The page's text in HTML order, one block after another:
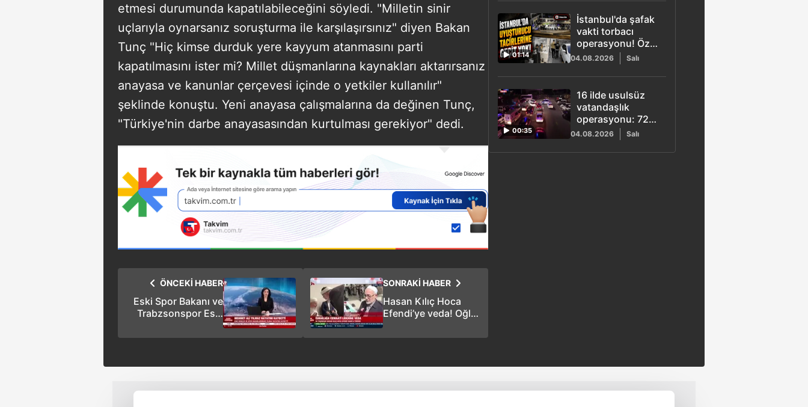
etmesi durumunda kapatılabileceğini söyledi. "Milletin sinir
uçlarıyla oynarsanız soruşturma ile karşılaşırsınız" diyen Bakan
Tunç "Hiç kimse durduk yere kayyum atanmasını parti
kapatılmasını ister mi? Millet düşmanlarına kaynakları aktarırsanız
anayasa ve kanunlar çerçevesi içinde o yetkiler kullanılır"
şeklinde konuştu. Yeni anayasa çalışmalarına da değinen Tunç,
"Türkiye'nin darbe anayasasından kurtulması gerekiyor" dedi.
SONRAKİ HABER
Hasan Kılıç Hoca
Efendi’ye veda! Oğlu
Haber’de anlattı
ÖNCEKİ HABER
Eski Spor Bakanı ve
Trabzsonspor Eski
Yılmaz evinde ölü
01:14
İstanbul'da şafak
vakti torbacı
operasyonu! Özel
harekat destekli
baskında 5
gözaltı
04.08.2026 Salı
00:35
16 ilde usulsüz
vatandaşlık
operasyonu: 72
gözaltı
04.08.2026 Salı